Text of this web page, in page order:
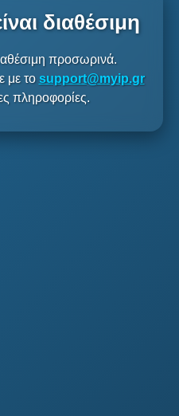
διαθέσιμη
προσωρινά.
με το support@myip.gr
πληροφορίες.